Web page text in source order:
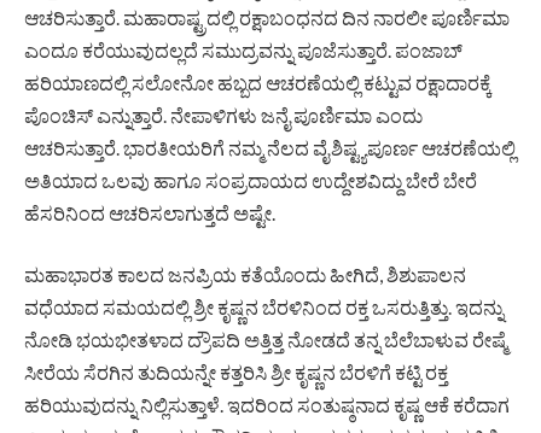
ಆಚರಿಸುತ್ತಾರೆ. ಮಹಾರಾಷ್ಟ್ರದಲ್ಲಿ ರಕ್ಷಾಬಂಧನದ ದಿನ ನಾರಲೀ ಪೂರ್ಣಿಮಾ
ಎಂದೂ ಕರೆಯುವುದಲ್ಲದೆ ಸಮುದ್ರವನ್ನು ಪೂಜೆಸುತ್ತಾರೆ. ಪಂಜಾಬ್
ಹರಿಯಾಣದಲ್ಲಿ ಸಲೋನೋ ಹಬ್ಬದ ಆಚರಣೆಯಲ್ಲಿ ಕಟ್ಟುವ ರಕ್ಷಾದಾರಕ್ಕೆ
ಪೊಂಚಿಸ್ ಎನ್ನುತ್ತಾರೆ. ನೇಪಾಳಿಗಳು ಜನೈ ಪೂರ್ಣಿಮಾ ಎಂದು
ಆಚರಿಸುತ್ತಾರೆ. ಭಾರತೀಯರಿಗೆ ನಮ್ಮ ನೆಲದ ವೈಶಿಷ್ಟ್ಯಪೂರ್ಣ ಆಚರಣೆಯಲ್ಲಿ
ಅತಿಯಾದ ಒಲವು ಹಾಗೂ ಸಂಪ್ರದಾಯದ ಉದ್ದೇಶವಿದ್ದು ಬೇರೆ ಬೇರೆ
ಹೆಸರಿನಿಂದ ಆಚರಿಸಲಾಗುತ್ತದೆ ಅಷ್ಟೇ.
ಮಹಾಭಾರತ ಕಾಲದ ಜನಪ್ರಿಯ ಕತೆಯೊಂದು ಹೀಗಿದೆ, ಶಿಶುಪಾಲನ
ವಧೆಯಾದ ಸಮಯದಲ್ಲಿ ಶ್ರೀ ಕೃಷ್ಣನ ಬೆರಳಿನಿಂದ ರಕ್ತ ಒಸರುತ್ತಿತ್ತು. ಇದನ್ನು
ನೋಡಿ ಭಯಭೀತಳಾದ ದ್ರೌಪದಿ ಅತ್ತಿತ್ತ ನೋಡದೆ ತನ್ನ ಬೆಲೆಬಾಳುವ ರೇಷ್ಮೆ
ಸೀರೆಯ ಸೆರಗಿನ ತುದಿಯನ್ನೇ ಕತ್ತರಿಸಿ ಶ್ರೀ ಕೃಷ್ಣನ ಬೆರಳಿಗೆ ಕಟ್ಟಿ ರಕ್ತ
ಹರಿಯುವುದನ್ನು ನಿಲ್ಲಿಸುತ್ತಾಳೆ. ಇದರಿಂದ ಸಂತುಷ್ಠನಾದ ಕೃಷ್ಣ ಆಕೆ ಕರೆದಾಗ